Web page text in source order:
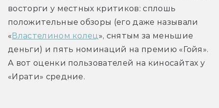
восторги у местных критиков: сплошь
положительные обзоры (его даже называли
«Властелином колец», снятым за меньшие
деньги) и пять номинаций на премию «Гойя».
А вот оценки пользователей на киносайтах у
«Ирати» средние.